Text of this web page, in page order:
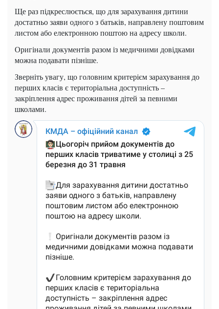
Ще раз підкреслюється, що для зарахування дитини
достатньо заяви одного з батьків, направлену поштовим
листом або електронною поштою на адресу школи.
Оригінали документів разом із медичними довідками
можна подавати пізніше.
Зверніть увагу, що головним критерієм зарахування до
перших класів є територіальна доступність –
закріплення адрес проживання дітей за певними
школами.